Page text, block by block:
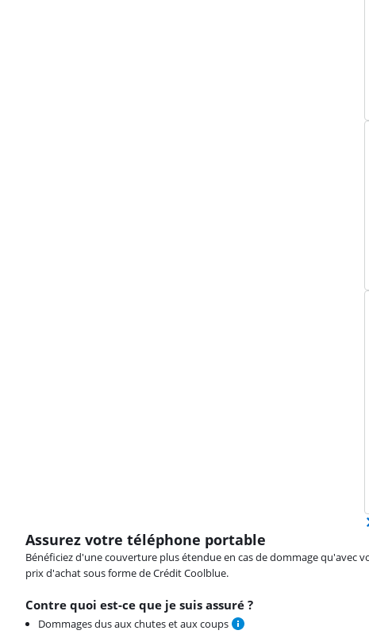
Assurez votre téléphone portable
Bénéficiez d'une couverture plus étendue en cas de dommage qu'avec
prix d'achat sous forme de Crédit Coolblue.
Contre quoi est-ce que je suis assuré ?
Dommages dus aux chutes et aux coups